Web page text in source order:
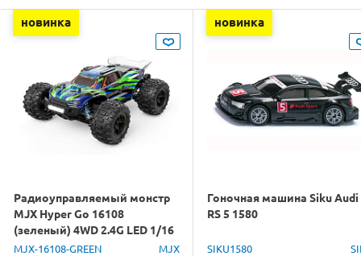
новинка
Радиоуправляемый монстр
MJX Hyper Go 16108
(зеленый) 4WD 2.4G LED 1/16
RTR
MJX-16108-GREEN MJX
новинка
Гоночная машина Siku Audi
RS 5 1580
SIKU1580